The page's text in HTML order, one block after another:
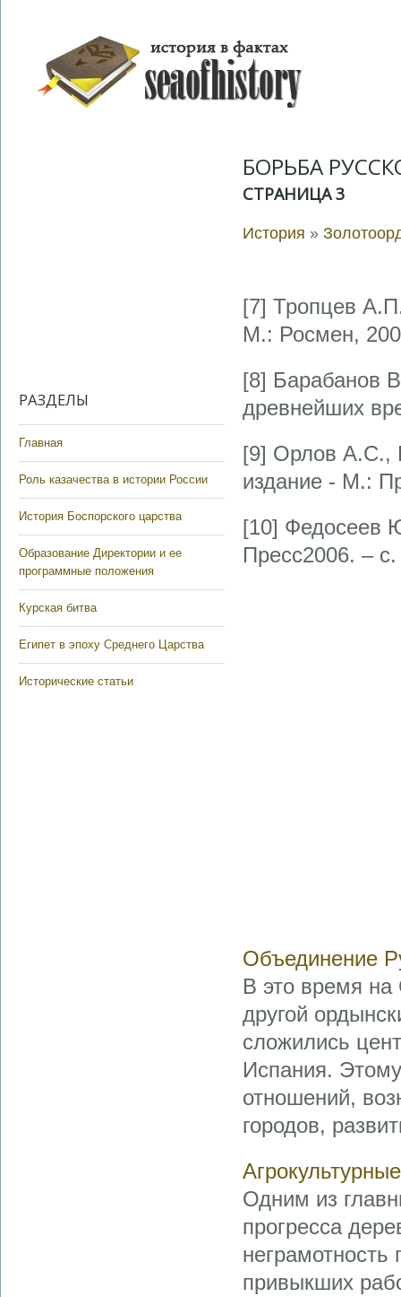
РАЗДЕЛЫ
Главная
Роль казачества в истории России
История Боспорского царства
Образование Директории и ее
программные положения
Курская битва
Египет в эпоху Среднего Царства
Исторические статьи
БОРЬБА
СТРАНИЦА 3
История »
[7] Тропцев
М.: Росмен,
[8] Барабанов
древнейших
[9] Орлов А.С.,
издание - М.:
[10] Федосеев
Пресс2006. –
Объединение
В это время на
другой
сложились
Испания.
отношений,
городов,
Одним из
прогресса
привыкших